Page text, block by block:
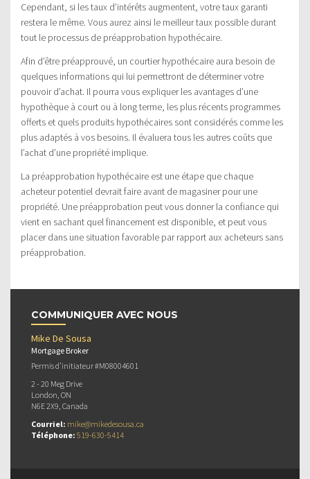
Cependant, si les taux d’intérêts augmentent, votre taux garanti
restera le même. Vous aurez ainsi le meilleur taux possible durant
tout le processus de préapprobation hypothécaire.
Afin d’être préapprouvé, un courtier hypothécaire aura besoin de
quelques informations qui lui permettront de déterminer votre
pouvoir d’achat. Il pourra vous expliquer les avantages d’une
hypothèque à court ou à long terme, les plus récents programmes
offerts et quels produits hypothécaires sont considérés comme les
plus adaptés à vos besoins. Il évaluera tous les autres coûts que
l’achat d’une propriété implique.
La préapprobation hypothécaire est une étape que chaque
acheteur potentiel devrait faire avant de magasiner pour une
propriété. Une préapprobation peut vous donner la confiance qui
vient en sachant quel financement est disponible, et peut vous
placer dans une situation favorable par rapport aux acheteurs sans
préapprobation.
COMMUNIQUER AVEC NOUS
Mike De Sousa
Mortgage Broker
Permis d’initiateur #M08004601
2 - 20 Meg Drive
London, ON
N6E 2X9, Canada
Courriel: mike@mikedesousa.ca
Téléphone: 519-630-5414